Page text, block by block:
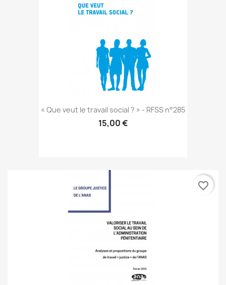
« Que veut le travail social ? » - RFSS n°285
15,00 €
favorite_border